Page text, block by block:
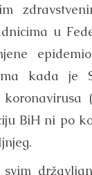
u
kada je
BiH ni po